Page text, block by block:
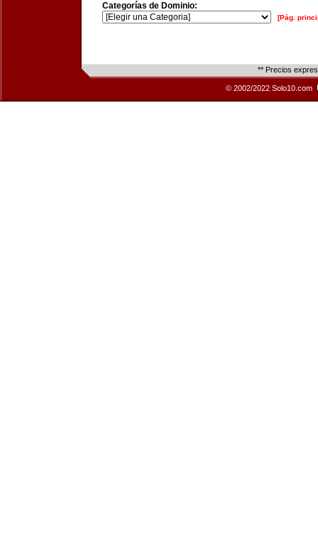
Categorías de Dominio:
[Pág.
** Precios
© 2002/2022 Solo10.com